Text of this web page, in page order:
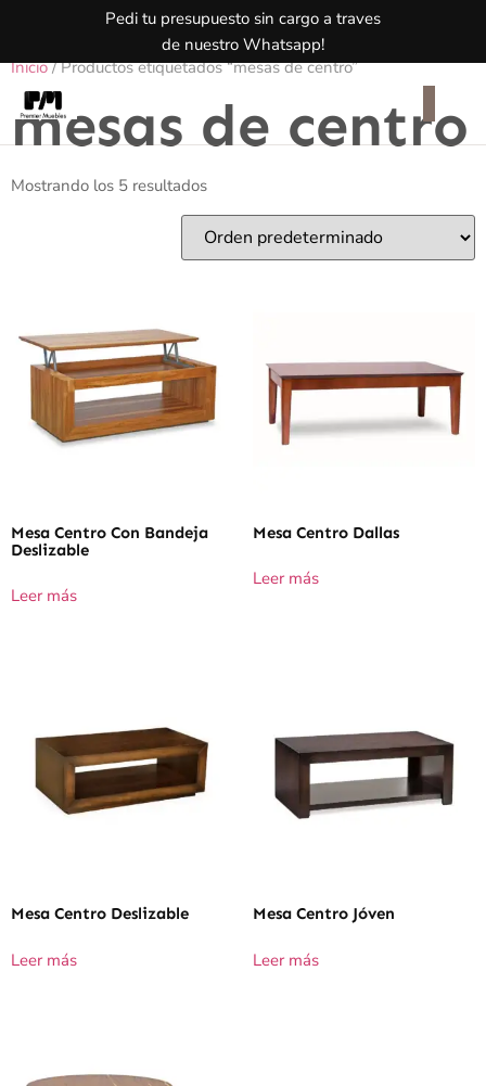
Pedi tu presupuesto sin cargo a traves
de nuestro Whatsapp!
Inicio/ Productos etiquetados “mesas de centro”
mesas de centro
Mostrando los 5 resultados
Mesa Centro Con Bandeja
Deslizable
Leer más
Mesa Centro Dallas
Leer más
Mesa Centro Deslizable
Leer más
Mesa Centro Jóven
Leer más